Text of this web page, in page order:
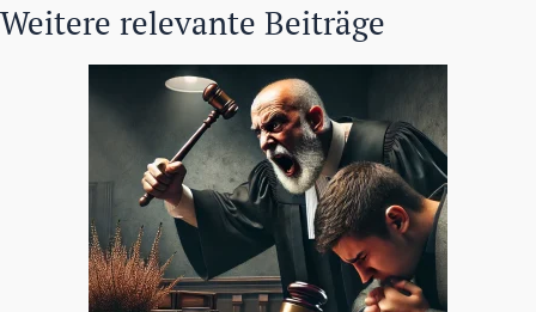
a
Weitere relevante Beiträge